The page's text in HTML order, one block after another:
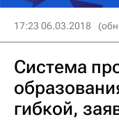
17:23 06.03.2018
Система
гибкой,